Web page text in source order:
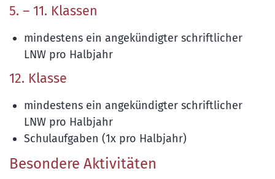
5. – 11. Klassen
mindestens ein angekündigter schriftlicher
LNW pro Halbjahr
12. Klasse
mindestens ein angekündigter schriftlicher
LNW pro Halbjahr
Schulaufgaben (1x pro Halbjahr)
Besondere Aktivitäten